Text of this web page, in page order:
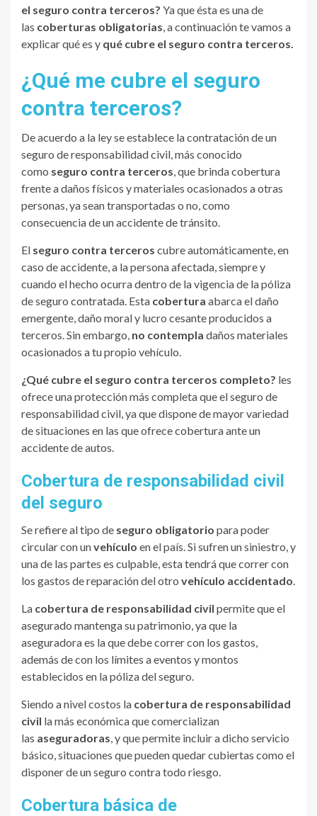
el seguro contra terceros? Ya que ésta es una de
las coberturas obligatorias , a continuación te vamos a
explicar qué es y qué cubre el seguro contra terceros.
¿Qué me cubre el seguro
contra terceros?
De acuerdo a la ley se establece la contratación de un
seguro de responsabilidad civil, más conocido
como seguro contra terceros , que brinda cobertura
frente a daños físicos y materiales ocasionados a otras
personas, ya sean transportadas o no, como
consecuencia de un accidente de tránsito.
El seguro contra terceros cubre automáticamente, en
caso de accidente, a la persona afectada, siempre y
cuando el hecho ocurra dentro de la vigencia de la póliza
de seguro contratada. Esta cobertura abarca el daño
emergente, daño moral y lucro cesante producidos a
terceros. Sin embargo, no contempla daños materiales
ocasionados a tu propio vehículo.
¿Qué cubre el seguro contra terceros completo? les
ofrece una protección más completa que el seguro de
responsabilidad civil, ya que dispone de mayor variedad
de situaciones en las que ofrece cobertura ante un
accidente de autos.
Cobertura de responsabilidad civil
del seguro
Se refiere al tipo de seguro obligatorio para poder
circular con unvehículo en el país. Si sufren un siniestro, y
una de las partes es culpable, esta tendrá que correr con
los gastos de reparación del otro vehículo accidentado
La cobertura de responsabilidad civil permite que el
asegurado mantenga su patrimonio, ya que la
aseguradora es la que debe correr con los gastos,
además de con los límites a eventos y montos
establecidos en la póliza del seguro.
Siendo a nivel costos la cobertura de responsabilidad
civil la más económica que comercializan
las aseguradoras , y que permite incluir a dicho servicio
básico, situaciones que pueden quedar cubiertas como el
disponer de un seguro contra todo riesgo.
Cobertura básica de